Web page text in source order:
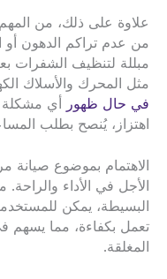
علاوة على ذلك، من
من عدم تراكم الدهون
مبللة لتنظيف الشفرات
مثل المحرك والأسلاك
في حال ظهور
أي
اهتزاز، يُنصح بطلب
الاهتمام بموضوع صيانة
الأجل في الأداء
البسيطة، يمكن
تعمل بكفاءة، مما يسهم
المغلقة.